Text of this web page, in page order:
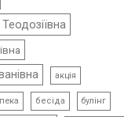
акція
бесіда булінг